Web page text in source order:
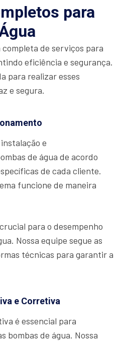
para
completa de serviços para
eficiência e segurança.
para realizar esses
e segura.
e
de água de acordo
de cada cliente.
funcione de maneira
para o desempenho
Nossa equipe segue as
técnicas para garantir a
e Corretiva
é essencial para
bombas de água. Nossa